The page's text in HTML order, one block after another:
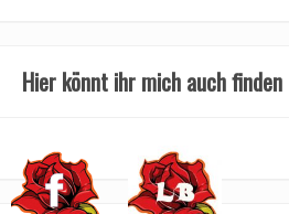
Hier könnt ihr mich auch finden